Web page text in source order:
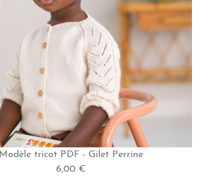
Modèle tricot PDF - Gilet Perrine
6,00 €